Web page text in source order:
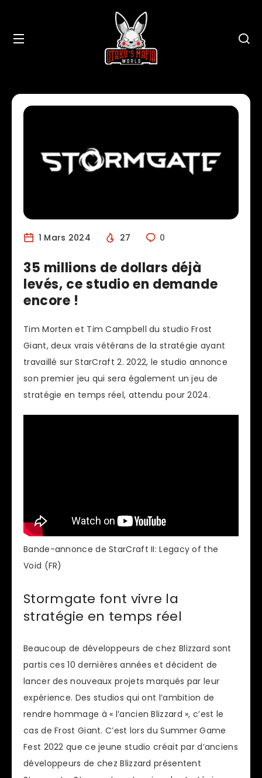
1 Mars 2024 27 0
35 millions de dollars déjà
levés, ce studio en demande
encore !
Tim Morten et Tim Campbell du studio Frost
Giant, deux vrais vétérans de la stratégie ayant
travaillé sur StarCraft 2. 2022, le studio annonce
son premier jeu qui sera également un jeu de
stratégie en temps réel, attendu pour 2024.
Bande-annonce de StarCraft II: Legacy of the
Void (FR)
Stormgate font vivre la
stratégie en temps réel
Beaucoup de développeurs de chez Blizzard sont
partis ces 10 dernières années et décident de
lancer des nouveaux projets marqués par leur
expérience. Des studios qui ont l’ambition de
rendre hommage à « l’ancien Blizzard », c’est le
cas de Frost Giant. C’est lors du Summer Game
Fest 2022 que ce jeune studio créait par d’anciens
développeurs de chez Blizzard présentent